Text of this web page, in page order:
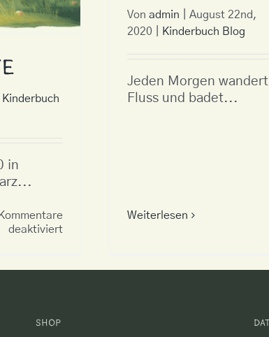
Kinderbuch
in
Kommentare
deaktiviertfür
Grete
Von admin
August 22nd,
2020
Kinderbuch Blog
Jeden Morgen wandert
Fluss und badet...
Weiterlesen
Shop